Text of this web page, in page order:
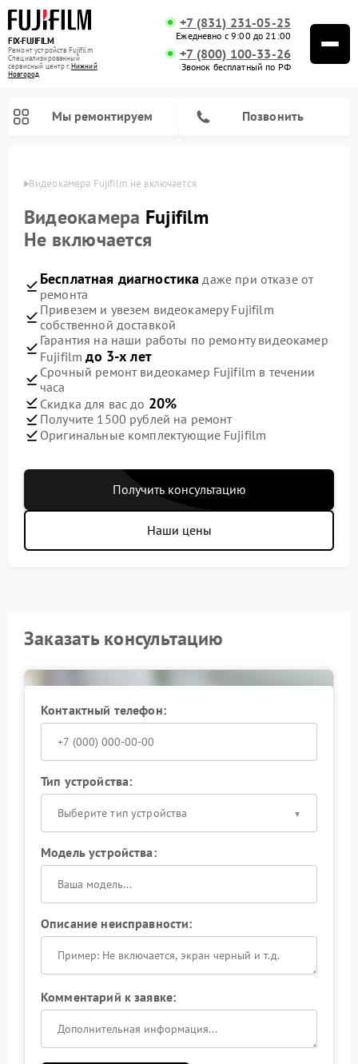
FIX-FUJIFILM
Ремонт устройств Fujifilm
Специализированный
cервисный центр г.Нижний
Новгород
+7 (831) 231-05-25
Ежедневно с 9:00 до 21:00
+7 (800) 100-33-26
Звонок бесплатный по РФ
Мы ремонтируем Позвонить
Видеокамера Fujifilm не включается
Видеокамера Fujifilm
Не включается
Бесплатная диагностика даже при отказе от
ремонта
Привезем и увезем видеокамеру Fujifilm
собственной доставкой
Гарантия на наши работы по ремонту видеокамер
Fujifilmдо 3-х лет
Срочный ремонт видеокамер Fujifilm в течении
часа
Скидка для вас до 20%
Получите 1500 рублей на ремонт
Оригинальные комплектующие Fujifilm
Получить консультацию
Наши цены
Заказать консультацию
Контактный телефон:
Тип устройства:
Выберите тип устройства
Модель устройства:
Описание неисправности:
Комментарий к заявке: